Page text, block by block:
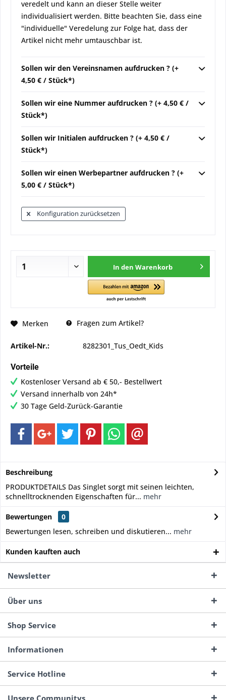
veredelt und kann an dieser Stelle weiter
individualisiert werden. Bitte beachten Sie, dass eine
"individuelle" Veredelung zur Folge hat, dass der
Artikel nicht mehr umtauschbar ist.
Sollen wir den Vereinsnamen aufdrucken ? (+
4,50 € / Stück*)
Sollen wir eine Nummer aufdrucken ? (+ 4,50 € /
Stück*)
Sollen wir Initialen aufdrucken ? (+ 4,50 € /
Stück*)
Sollen wir einen Werbepartner aufdrucken ? (+
5,00 € / Stück*)
Konfiguration zurücksetzen
In den Warenkorb
Merken Fragen zum Artikel?
Artikel-Nr.: 8282301_Tus_Oedt_Kids
Vorteile
Kostenloser Versand ab € 50,- Bestellwert
Versand innerhalb von 24h*
30 Tage Geld-Zurück-Garantie
Beschreibung
PRODUKTDETAILS Das Singlet sorgt mit seinen leichten,
schnelltrocknenden Eigenschaften für... mehr
Bewertungen
0
Bewertungen lesen, schreiben und diskutieren... mehr
Kunden kauften auch
Newsletter
Über uns
Shop Service
Informationen
Service Hotline
Unsere Communitys